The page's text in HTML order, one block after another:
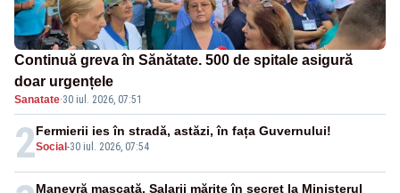
Continuă greva în Sănătate. 500 de spitale asigură
doar urgențele
Sanatate·30 iul. 2026, 07:51
2Social -30 iul. 2026, 07:54
Fermierii ies în stradă, astăzi, în fața Guvernului!
Manevră mascată. Salarii mărite în secret la Ministerul